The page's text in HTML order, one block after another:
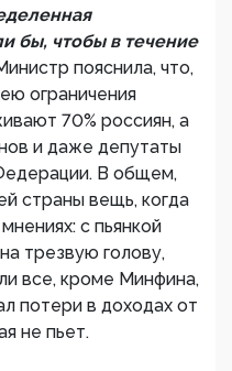
бы, чтобы в течение
пояснила, что,
ограничения
70% россиян, а
и даже депутаты
В общем,
страны вещь, когда
с пьянкой
трезвую голову,
все, кроме Минфина,
потери в доходах от
не пьет.